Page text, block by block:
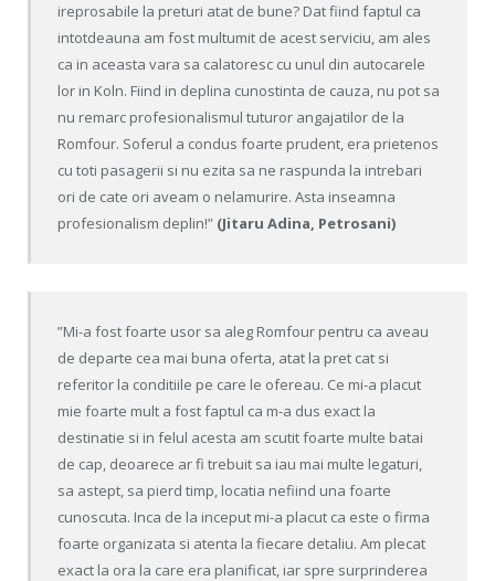
ireprosabile la preturi atat de bune? Dat fiind faptul ca
intotdeauna am fost multumit de acest serviciu, am ales
ca in aceasta vara sa calatoresc cu unul din autocarele
lor in Koln. Fiind in deplina cunostinta de cauza, nu pot sa
nu remarc profesionalismul tuturor angajatilor de la
Romfour. Soferul a condus foarte prudent, era prietenos
cu toti pasagerii si nu ezita sa ne raspunda la intrebari
ori de cate ori aveam o nelamurire. Asta inseamna
profesionalism deplin!” (Jitaru Adina, Petrosani)
”Mi-a fost foarte usor sa aleg Romfour pentru ca aveau
de departe cea mai buna oferta, atat la pret cat si
referitor la conditiile pe care le ofereau. Ce mi-a placut
mie foarte mult a fost faptul ca m-a dus exact la
destinatie si in felul acesta am scutit foarte multe batai
de cap, deoarece ar fi trebuit sa iau mai multe legaturi,
sa astept, sa pierd timp, locatia nefiind una foarte
cunoscuta. Inca de la inceput mi-a placut ca este o firma
foarte organizata si atenta la fiecare detaliu. Am plecat
exact la ora la care era planificat, iar spre surprinderea